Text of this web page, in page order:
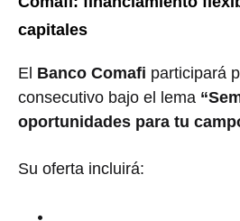
capitales
El Banco Comafi participará
consecutivo bajo el lema
oportunidades para tu
Su oferta incluirá: